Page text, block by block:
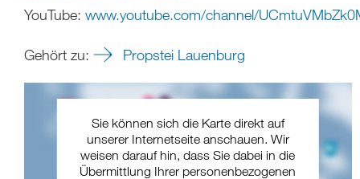
YouTube: www.youtube.com/channel/
Gehört zu: Propstei Lauenburg
Sie können sich die Karte direkt auf
unserer Internetseite anschauen. Wir
weisen darauf hin, dass Sie dabei in die
Übermittlung Ihrer personenbezogenen